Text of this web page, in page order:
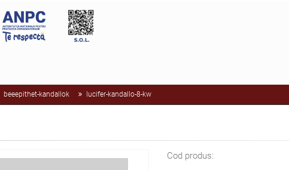
beeepithet-kandallok lucifer-kandallo-8-kw
Cod produs: